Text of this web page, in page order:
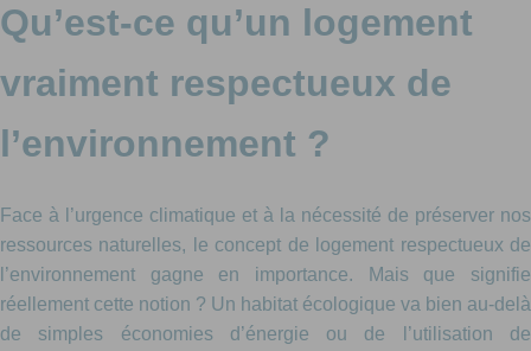
Qu’est-ce qu’un logement
vraiment respectueux de
l’environnement ?
Face à l’urgence climatique et à la nécessité de préserver nos
ressources naturelles, le concept de logement respectueux de
l’environnement gagne en importance. Mais que signifie
réellement cette notion ? Un habitat écologique va bien au-delà
de simples économies d’énergie ou de l’utilisation de